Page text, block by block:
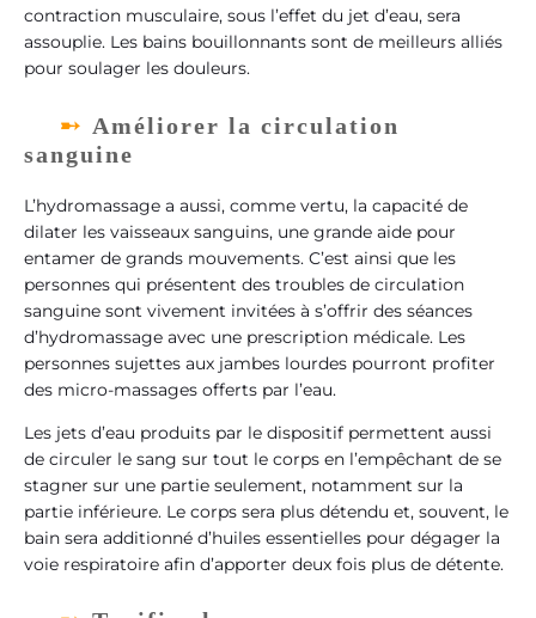
contraction musculaire, sous l’effet du jet d’eau, sera
assouplie. Les bains bouillonnants sont de meilleurs alliés
pour soulager les douleurs.
Améliorer la circulation
sanguine
L’hydromassage a aussi, comme vertu, la capacité de
dilater les vaisseaux sanguins, une grande aide pour
entamer de grands mouvements. C’est ainsi que les
personnes qui présentent des troubles de circulation
sanguine sont vivement invitées à s’offrir des séances
d’hydromassage avec une prescription médicale. Les
personnes sujettes aux jambes lourdes pourront profiter
des micro-massages offerts par l’eau.
Les jets d’eau produits par le dispositif permettent aussi
de circuler le sang sur tout le corps en l’empêchant de se
stagner sur une partie seulement, notamment sur la
partie inférieure. Le corps sera plus détendu et, souvent, le
bain sera additionné d’huiles essentielles pour dégager la
voie respiratoire afin d’apporter deux fois plus de détente.